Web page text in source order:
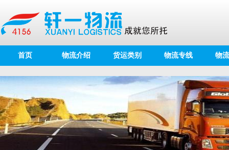
首页 物流介绍 货运类别 物流专线 物